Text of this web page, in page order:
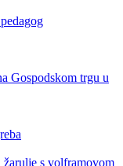
Gospodskom trgu u
žarulje s volframovom